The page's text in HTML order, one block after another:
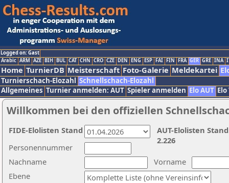
Logged on: Gast
Arabic ARM AZE BIH BUL CAT CHN CRO CZE DEN ENG ESP FAI FIN FRA GER GRE INA
Home TurnierDB Meisterschaft Foto-Galerie Meldekartei
Turnierschach-Elozahl Schnellschach-Elozahl
Allgemeines Turnier anmelden: AUT Spieler anmelden Elo AUT
Willkommen bei den offiziellen
Nachname
Vorname
Ebene
Personennummer
AUT-Elolisten
2.226
FIDE-Elolisten Stand